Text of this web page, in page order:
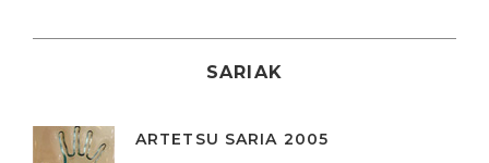
SARIAK
ARTETSU SARIA 2005